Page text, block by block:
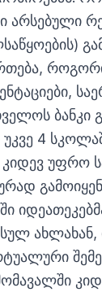
არსებული
ბანკი
4
კიდევ უფრო
ახლახან,